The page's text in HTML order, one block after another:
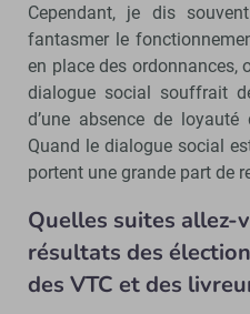
Cependant, je dis
fantasmer le
en place des ordonnances,
dialogue social souffrait
d’une absence de
Quand le dialogue social
portent une grande part de
Quelles suites allez-
résultats des
des VTC et des